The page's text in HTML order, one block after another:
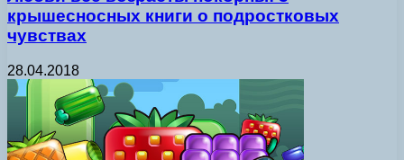
крышесносных книги о подростковых
чувствах
28.04.2018